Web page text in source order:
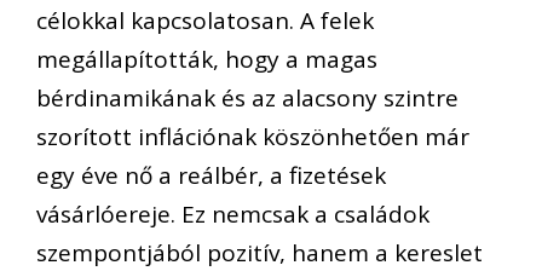
célokkal kapcsolatosan. A felek
megállapították, hogy a magas
bérdinamikának és az alacsony szintre
szorított inflációnak köszönhetően már
egy éve nő a reálbér, a fizetések
vásárlóereje. Ez nemcsak a családok
szempontjából pozitív, hanem a kereslet